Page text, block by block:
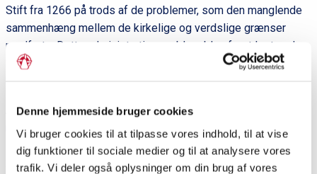
Denne hjemmeside bruger cookies
Vi bruger cookies til at tilpasse vores indhold, til at vise
dig funktioner til sociale medier og til at analysere vores
trafik. Vi deler også oplysninger om din brug af vores
Stift fra 1266 på trods af de problemer, som den manglende
sammenhæng mellem de kirkelige og verdslige grænser
medførte. Dette administrative problem blev først løst ved
Strukturreformen i 2007, hvor 13 sogne blev flyttet fra Ribe
Af Günter Weitling og Lennart S. Madsen i
red. af Inge Adriansen, Elsemarie Dam Jensen og Lennart S.
Madsen. Aabenraa: Historisk Samfund for Sønderjylland,
2011.